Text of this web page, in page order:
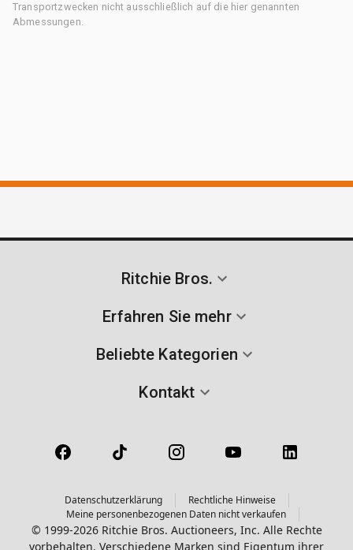
Transportzwecken nicht ausschließlich auf die hier genannten
Abmessungen.
Ritchie Bros.
Erfahren Sie mehr
Beliebte Kategorien
Kontakt
Datenschutzerklärung
Rechtliche Hinweise
Meine personenbezogenen Daten nicht verkaufen
© 1999-2026 Ritchie Bros. Auctioneers, Inc. Alle Rechte
vorbehalten. Verschiedene Marken sind Eigentum ihrer